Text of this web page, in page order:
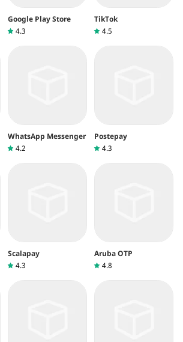
Google Play Store
4.3
TikTok
4.5
WhatsApp Messenger
4.2
Postepay
4.3
Scalapay
4.3
Aruba OTP
4.8